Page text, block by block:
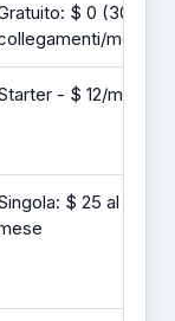
$ 0 (30
mese)
- $ 12/mese
$ 25 al